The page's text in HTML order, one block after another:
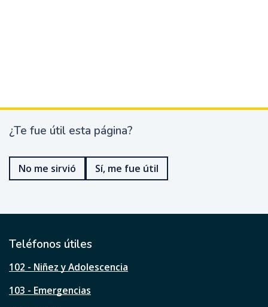
¿
e
u
t
l
s
a
¿Te fue útil esta página?
No me sirvió Sí, me fue útil
Teléfonos útiles
102 - Niñez y Adolescencia
103 - Emergencias